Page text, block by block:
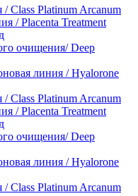
Class Platinum Arcanum
/ Placenta Treatment
очищения/ Deep
линия / Hyalorone
Class Platinum Arcanum
/ Placenta Treatment
очищения/ Deep
линия / Hyalorone
Class Platinum Arcanum